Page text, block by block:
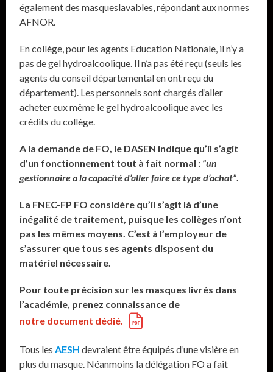
également des masqueslavables, répondant aux normes
AFNOR.
En collège, pour les agents Education Nationale, il n’y a
pas de gel hydroalcoolique. Il n’a pas été reçu (seuls les
agents du conseil départemental en ont reçu du
département). Les personnels sont chargés d’aller
acheter eux même le gel hydroalcoolique avec les
crédits du collège.
A la demande de FO, le DASEN indique qu’il s’agit
d’un fonctionnement tout à fait normal : “un
gestionnaire a la capacité d’aller faire ce type d’achat”
La FNEC-FP FO considère qu’il s’agit là d’une
inégalité de traitement, puisque les collèges n’ont
pas les mêmes moyens. C’est à l’employeur de
s’assurer que tous ses agents disposent du
matériel nécessaire.
Pour toute précision sur les masques livrés dans
l’académie, prenez connaissance de
notre document dédié.
Tous les AESH devraient être équipés d’une visière en
plus du masque. Néanmoins la délégation FO a fait